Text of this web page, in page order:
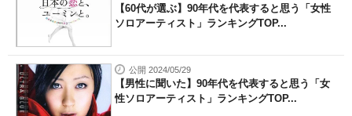
【60代が選ぶ】90年代を代表すると思う「女性
ソロアーティスト」ランキングTOP...
公開 2024/05/29
【男性に聞いた】90年代を代表すると思う「女
性ソロアーティスト」ランキングTOP...